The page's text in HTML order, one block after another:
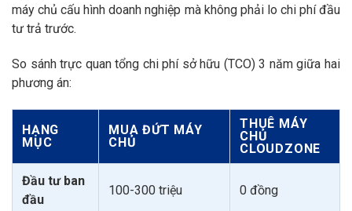
máy chủ cấu hình doanh nghiệp mà không phải lo chi phí đầu
tư trả trước.
So sánh trực quan tổng chi phí sở hữu (TCO) 3 năm giữa hai
phương án:
HẠNG
MỤC
MUA ĐỨT MÁY
CHỦ
THUÊ MÁY
CHỦ
CLOUDZONE
Đầu tư ban
đầu
100-300 triệu 0 đồng